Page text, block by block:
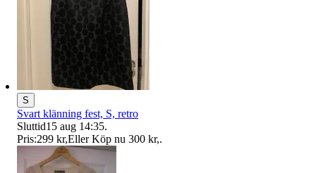
S
Svart klänning fest, S, retro
Sluttid15 aug 14:35.
Pris:299 kr,Eller Köp nu 300 kr,.